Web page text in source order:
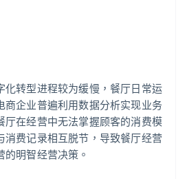
化转型进程较为缓慢，餐厅日常运
商企业普遍利用数据分析实现业务
厅在经营中无法掌握顾客的消费模
消费记录相互脱节，导致餐厅经营
明智经营决策。